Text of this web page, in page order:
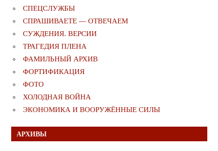
СПЕЦСЛУЖБЫ
СПРАШИВАЕТЕ — ОТВЕЧАЕМ
СУЖДЕНИЯ. ВЕРСИИ
ТРАГЕДИЯ ПЛЕНА
ФАМИЛЬНЫЙ АРХИВ
ФОРТИФИКАЦИЯ
ФОТО
ХОЛОДНАЯ ВОЙНА
ЭКОНОМИКА И ВООРУЖЁННЫЕ СИЛЫ
АРХИВЫ